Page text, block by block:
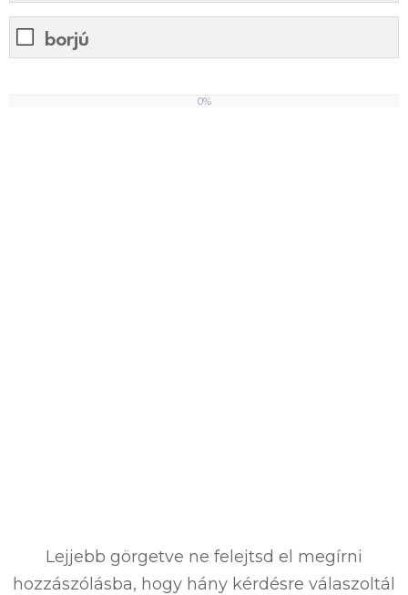
borjú
0%
Lejjebb görgetve ne felejtsd el megírni
hozzászólásba, hogy hány kérdésre válaszoltál